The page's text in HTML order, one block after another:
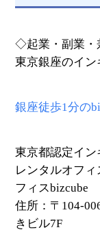
◇起業・副業・
東京銀座のイ
銀座徒歩1分の
東京都認定イ
レンタルオフ
フィスbizcube
住所：〒104-
きビル7F